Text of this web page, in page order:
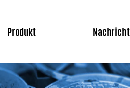
Produkt Nachricht